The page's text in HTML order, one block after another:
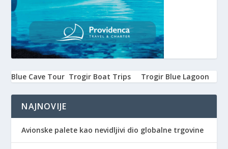
Blue Cave Tour Trogir Boat Trips Trogir Blue Lagoon
NAJNOVIJE
Avionske palete kao nevidljivi dio globalne trgovine